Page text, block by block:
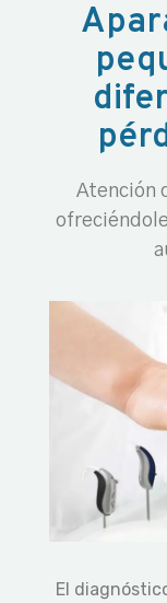
Atención
El